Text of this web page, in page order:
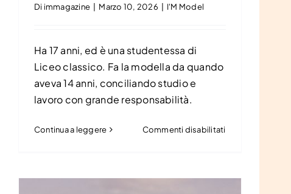
Di immagazine Marzo 10, 2026 I'M Model
Ha 17 anni, ed è una studentessa di
Liceo classico. Fa la modella da quando
aveva 14 anni, conciliando studio e
lavoro con grande responsabilità.
Continua a leggere Commenti disabilitati